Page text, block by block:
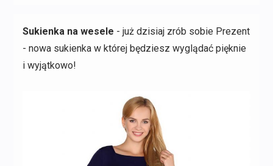
Sukienka na wesele - już dzisiaj zrób sobie Prezent
- nowa sukienka w której będziesz wyglądać pięknie
i wyjątkowo!